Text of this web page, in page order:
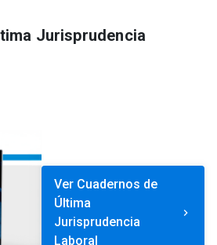
Jurisprudencia
Ver Cuadernos de
Última
Jurisprudencia
Laboral
keyboard_arrow_right